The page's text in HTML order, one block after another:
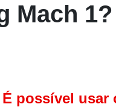
Mach
possível usar